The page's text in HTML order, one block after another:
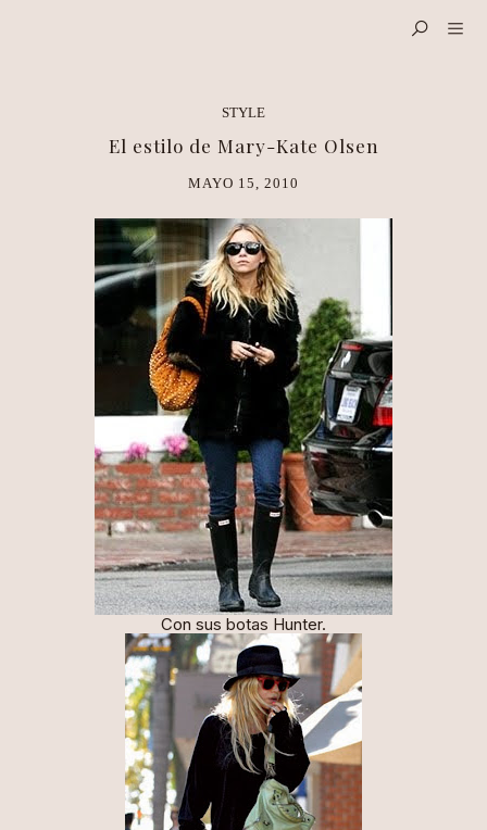
STYLE
El estilo de Mary-Kate Olsen
MAYO 15, 2010
Con sus botas Hunter.